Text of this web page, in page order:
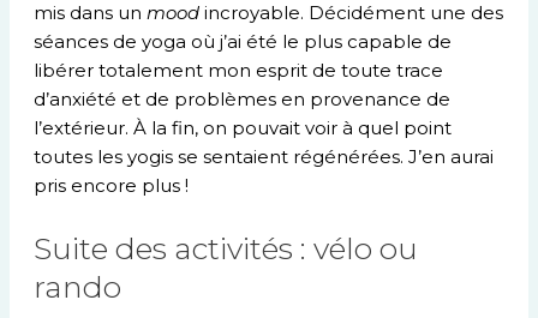
mis dans unmood incroyable. Décidément une des
séances de yoga où j’ai été le plus capable de
libérer totalement mon esprit de toute trace
d’anxiété et de problèmes en provenance de
l’extérieur. À la fin, on pouvait voir à quel point
toutes les yogis se sentaient régénérées. J’en aurai
pris encore plus !
Suite des activités : vélo ou
rando